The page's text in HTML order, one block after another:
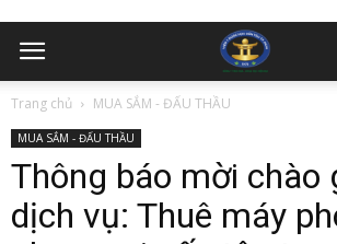
Trang chủ MUA SẮM - ĐẤU THẦU
MUA SẮM - ĐẤU THẦU
Thông báo mời chào
dịch vụ: Thuê máy